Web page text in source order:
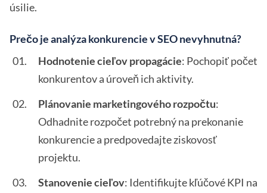
úsilie.
Prečo je analýza konkurencie v SEO nevyhnutná?
Hodnotenie cieľov propagácie: Pochopiť počet
konkurentov a úroveň ich aktivity.
Plánovanie marketingového rozpočtu:
Odhadnite rozpočet potrebný na prekonanie
konkurencie a predpovedajte ziskovosť
projektu.
Stanovenie cieľov: Identifikujte kľúčové KPI na